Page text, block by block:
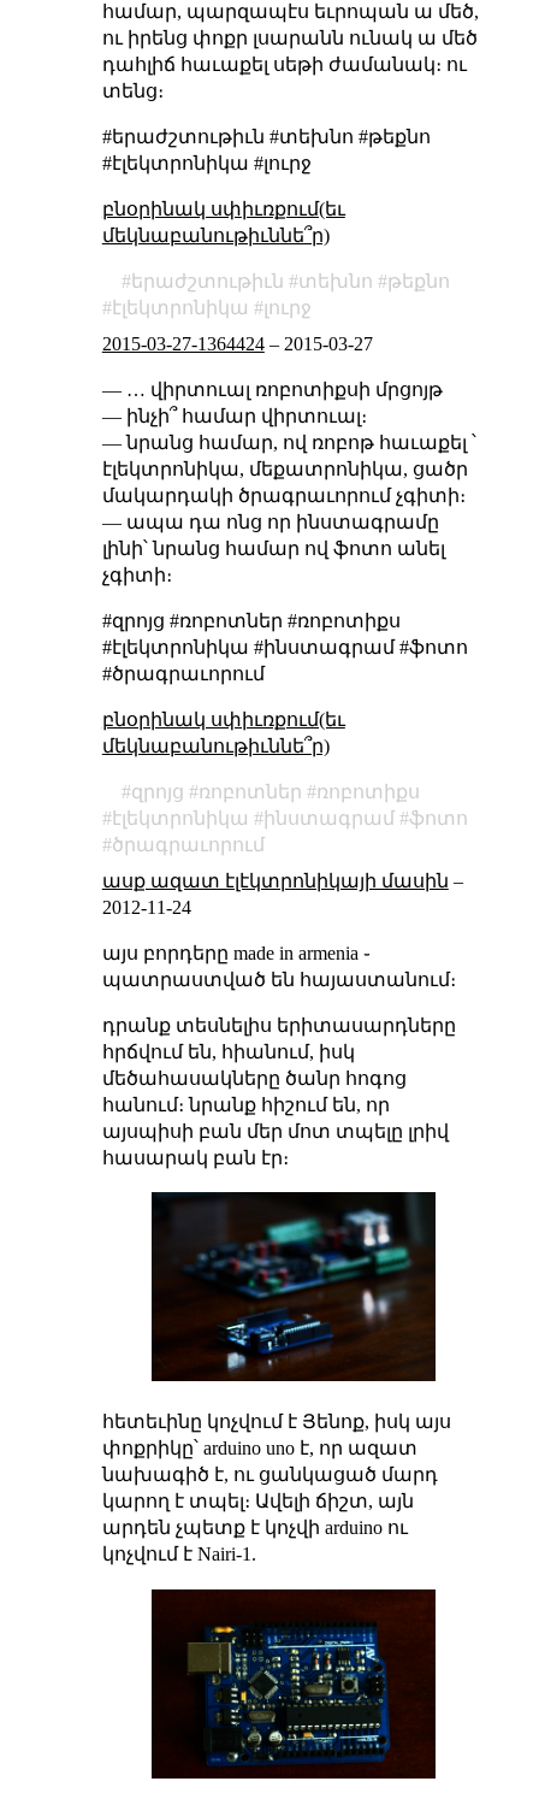
համար, պարզապէս եւրոպան ա մեծ,
ու իրենց փոքր լսարանն ունակ ա մեծ
դահլիճ հաւաքել սեթի ժամանակ։ ու
տենց։
#երաժշտութիւն #տեխնո #թեքնո
#էլեկտրոնիկա #լուրջ
բնօրինակ սփիւռքում(եւ
մեկնաբանութիւննե՞ր)
երաժշտութիւն տեխնո
թեքնո
էլեկտրոնիկա
լուրջ
2015-03-27-1364424– 2015-03-27
— … վիրտուալ ռոբոտիքսի մրցոյթ
— ինչի՞ համար վիրտուալ։
— նրանց համար, ով ռոբոթ հաւաքել ՝
էլեկտրոնիկա, մեքատրոնիկա, ցածր
մակարդակի ծրագրաւորում չգիտի։
— ապա դա ոնց որ ինստագրամը
լինի՝ նրանց համար ով ֆոտո անել
չգիտի։
#զրոյց #ռոբոտներ #ռոբոտիքս
#էլեկտրոնիկա #ինստագրամ #ֆոտո
#ծրագրաւորում
բնօրինակ սփիւռքում(եւ
մեկնաբանութիւննե՞ր)
զրոյց ռոբոտներ
ռոբոտիքս
էլեկտրոնիկա
ինստագրամ
ֆոտո
ծրագրաւորում
ասք ազատ էլէկտրոնիկայի մասին –
2012-11-24
այս բորդերը made in armenia ֊
պատրաստված են հայաստանում։
դրանք տեսնելիս երիտասարդները
հրճվում են, հիանում, իսկ
մեծահասակները ծանր հոգոց
հանում։ նրանք հիշում են, որ
այսպիսի բան մեր մոտ տպելը լրիվ
հասարակ բան էր։
հետեւինը կոչվում է Յենոք, իսկ այս
փոքրիկը՝ arduino uno է, որ ազատ
նախագիծ է, ու ցանկացած մարդ
կարող է տպել։ Ավելի ճիշտ, այն
արդեն չպետք է կոչվի arduino ու
կոչվում է Nairi-1.